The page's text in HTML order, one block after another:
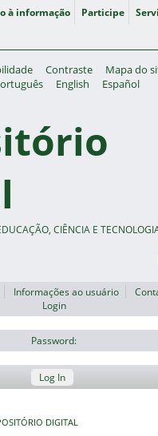
à informação Participe
Contraste
Mapa do
English Español
CIÊNCIA E
Informações ao usuário
Login
Password:
Log In
DIGITAL